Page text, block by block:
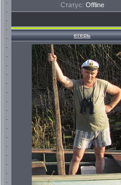
Статус: Offline
егерь